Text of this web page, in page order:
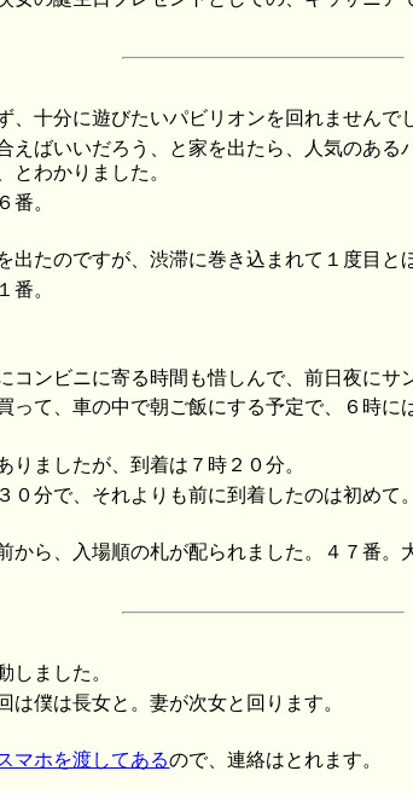
、十分に遊びたいパビリオンを回れませんで
えばいいだろう、と家を出たら、人気のある
とわかりました。
番。
出たのですが、渋滞に巻き込まれて１度目と
番。
コンビニに寄る時間も惜しんで、前日夜にサ
って、車の中で朝ご飯にする予定で、６時に
りましたが、到着は７時２０分。
０分で、それよりも前に到着したのは初めて
から、入場順の札が配られました。４７番。
しました。
は僕は長女と。妻が次女と回ります。
マホを渡してあるので、連絡はとれます。